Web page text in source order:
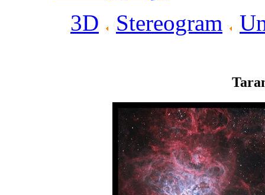
3D
Stereogram